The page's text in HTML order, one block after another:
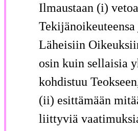
Ilmaustaan (i)
Tekijänoikeuteensa
Läheisiin
osin kuin sellaisia
kohdistuu
(ii) esittämään
liittyviä